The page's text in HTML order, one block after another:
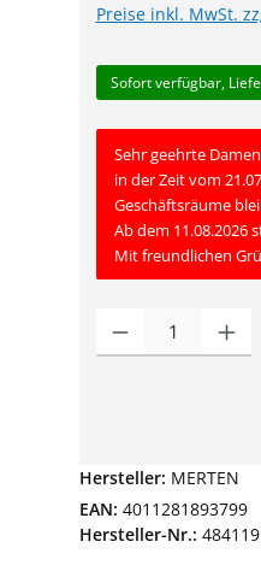
Preise inkl. MwSt.
Sofort verfügbar,
Sehr geehrte
in der Zeit vom
Geschäftsräume
Ab dem 11.08.2026
Mit freundlichen
Produkt Anzahl:
Hersteller: MERTEN
EAN: 4011281893799
Hersteller-Nr.: 484119